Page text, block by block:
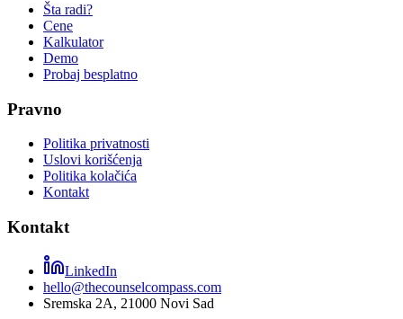
Šta radi?
Cene
Kalkulator
Demo
Probaj besplatno
Pravno
Politika privatnosti
Uslovi korišćenja
Politika kolačića
Kontakt
Kontakt
LinkedIn
hello@thecounselcompass.com
Sremska 2A, 21000 Novi Sad